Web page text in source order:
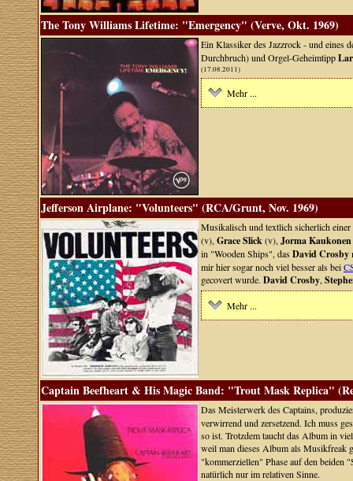
The Tony Williams Lifetime: "Emergency" (Verve, Okt. 1969)
Ein Klassiker des Jazzrock - und eines
Durchbruch) und Orgel-Geheimtipp
(17.08.2011)
Mehr ...
Jefferson Airplane: "Volunteers" (RCA/Grunt, Nov. 1969)
Musikalisch und textlich sicherlich
(v), Grace Slick(v), Jorma Kaukonen
in "Wooden Ships", dasDavid Crosby
mir hier sogar noch viel besser als bei
gecovert wurde. David Crosby,
Mehr ...
Captain Beefheart & His Magic Band: "Trout Mask Replica"
Das Meisterwerk des Captains,
verwirrend und zersetzend. Ich muss
so ist. Trotzdem taucht das Album in
weil man dieses Album als Musikfreak
"kommerziellen" Phase auf den beiden
natürlich nur im relativen Sinne.